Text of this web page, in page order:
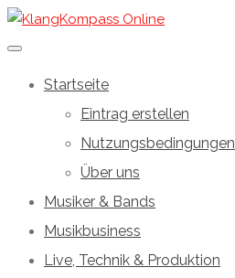
Startseite
Eintrag erstellen
Nutzungsbedingungen
Über uns
Musiker & Bands
Musikbusiness
Live, Technik & Produktion